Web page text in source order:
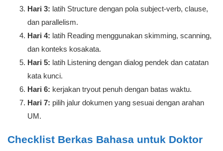
Hari 3: latih Structure dengan pola subject-verb, clause,
dan parallelism.
Hari 4: latih Reading menggunakan skimming, scanning,
dan konteks kosakata.
Hari 5: latih Listening dengan dialog pendek dan catatan
kata kunci.
Hari 6: kerjakan tryout penuh dengan batas waktu.
Hari 7: pilih jalur dokumen yang sesuai dengan arahan
UM.
Checklist Berkas Bahasa untuk Doktor